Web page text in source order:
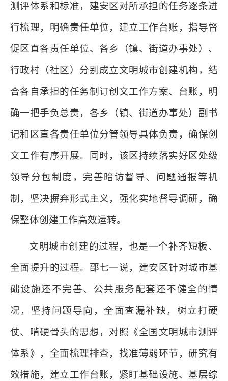
测评体系和标准，建安区对所承担的任务逐条进
行梳理，明确责任单位，建立工作台账，指导督
促区直各责任单位、各乡（镇、街道办事处）、
行政村（社区）分别成立文明城市创建机构，结
合各自承担的任务制订创文工作方案、台账，明
确一把手负总责，各乡（镇、街道办事处）副书
记和区直各责任单位分管领导具体负责，确保创
文工作有序开展。同时，该区持续落实好区处级
领导分包制度，完善暗访督导、问题通报等机
制，坚决摒弃形式主义，强化实地督导调研，确
保整体创建工作高效运转。
文明城市创建的过程，也是一个补齐短板、
全面提升的过程。邵七一说，建安区针对城市基
础设施还不完善、公共服务配套还不健全的情
况，坚持问题导向，全面查漏补缺，树立打硬
仗、啃硬骨头的思想，对照《全国文明城市测评
体系》，全面梳理排查，找准薄弱环节，研究有
效措施，建立工作台账，紧盯基础设施、基层综